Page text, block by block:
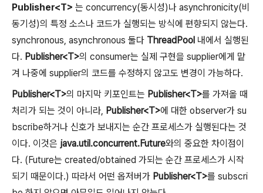
Publisher<T> 는 concurrency(동시성)나 asynchronicity(비
동기성)의 특정 소스나 코드가 실행되는 방식에 편향되지 않는다.
synchronous, asynchronous 둘다 ThreadPool 내에서 실행된
다. Publisher<T>의 consumer는 실제 구현을 supplier에게 맡
겨 나중에 supplier의 코드를 수정하지 않고도 변경이 가능하다.
Publisher<T>의 마지막 키포인트는 Publisher<T>를 가져올 때
처리가 되는 것이 아니라, Publisher<T>에 대한 observer가 su
bscribe하거나 신호가 보내지는 순간 프로세스가 실행된다는 것
이다. 이것은 java.util.concurrent.Future와의 중요한 차이점이
다. (Future는 created/obtained 가되는 순간 프로세스가 시작
되기 때문이다.) 따라서 어떤 옵저버가 Publisher<T>를 subscri